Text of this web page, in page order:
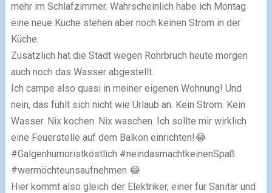
mehr im Schlafzimmer. Wahrscheinlich habe ich Montag
eine neue Küche stehen aber noch keinen Strom in der
Küche.
Zusätzlich hat die Stadt wegen Rohrbruch heute morgen
auch noch das Wasser abgestellt.
Ich campe also quasi in meiner eigenen Wohnung! Und
nein, das fühlt sich nicht wie Urlaub an. Kein Strom. Kein
Wasser. Nix kochen. Nix waschen. Ich sollte mir wirklich
eine Feuerstelle auf dem Balkon einrichten!😂
#Galgenhumoristköstlich #neindasmachtkeinenSpaß
#wermöchteunsaufnehmen 😂
Hier kommt also gleich der Elektriker, einer für Sanitär und